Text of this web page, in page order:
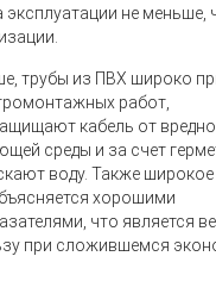
эксплуатации не меньше,
трубы из ПВХ широко
работ,
кабель от
среды и за счет
воду. Также
хорошими
что является
при сложившемся